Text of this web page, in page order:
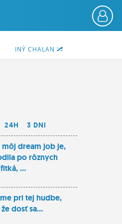
INÝ CHALAN
24H 3 DNI
dream job je,
po rôznych
...
pri tej hudbe,
dosť sa...